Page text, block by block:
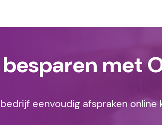
met
eenvoudig afspraken